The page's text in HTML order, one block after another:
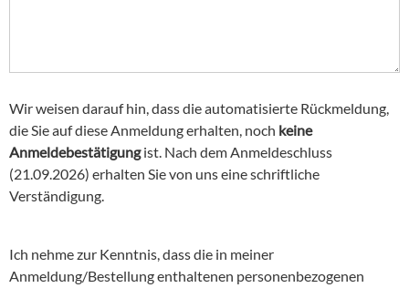
Wir weisen darauf hin, dass die automatisierte Rückmeldung,
die Sie auf diese Anmeldung erhalten, noch keine
Anmeldebestätigungist. Nach dem Anmeldeschluss
(21.09.2026) erhalten Sie von uns eine schriftliche
Verständigung.
Ich nehme zur Kenntnis, dass die in meiner
Anmeldung/Bestellung enthaltenen personenbezogenen